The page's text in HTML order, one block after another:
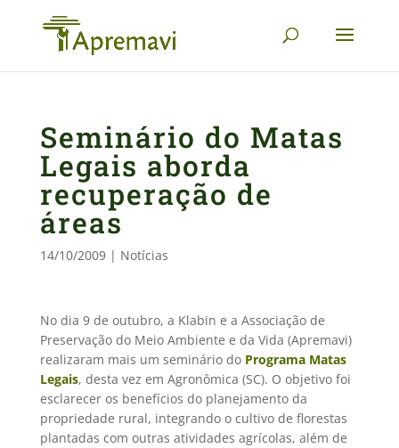
Seminário do Matas
Legais aborda
recuperação de
áreas
14/10/2009| Notícias
No dia 9 de outubro, a Klabin e a Associação de
Preservação do Meio Ambiente e da Vida (Apremavi)
realizaram mais um seminário do Programa Matas
Legais, desta vez em Agronômica (SC). O objetivo foi
esclarecer os benefícios do planejamento da
propriedade rural, integrando o cultivo de florestas
plantadas com outras atividades agrícolas, além de